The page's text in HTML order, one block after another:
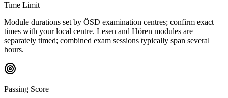
Time Limit
Module durations set by ÖSD examination centres; confirm exact
times with your local centre. Lesen and Hören modules are
separately timed; combined exam sessions typically span several
hours.
Passing Score